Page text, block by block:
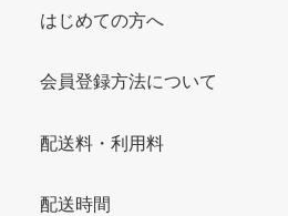
はじめての方へ
会員登録方法について
配送料・利用料
配送時間